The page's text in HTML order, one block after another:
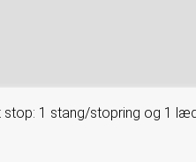
1 stang/stopring og 1